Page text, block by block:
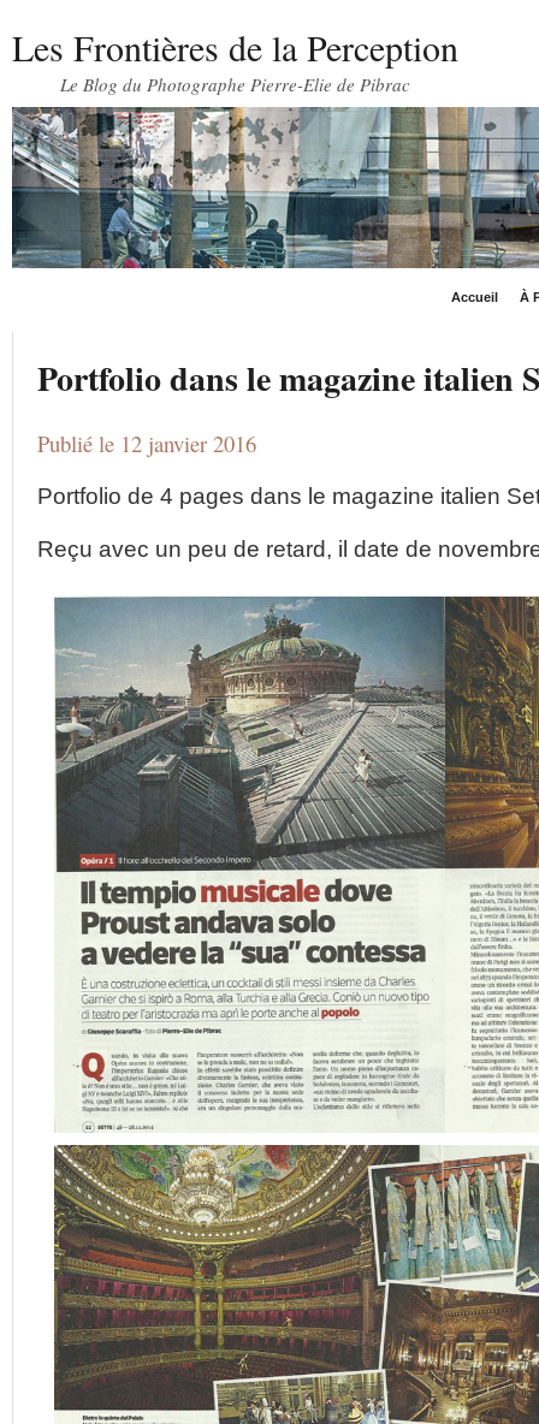
Les Frontières de la Perception
Le Blog du Photographe Pierre-Elie de Pibrac
Accueil À
Portfolio dans le magazine italien
Publié le 12 janvier 2016
Portfolio de 4 pages dans le magazine italien
Reçu avec un peu de retard, il date de